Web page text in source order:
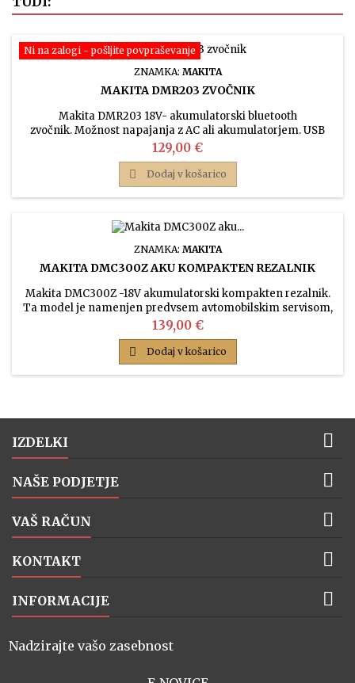
Ni na zalogi - pošljite povpraševanje
ZNAMKA: MAKITA
MAKITA DMR203 ZVOČNIK
Makita DMR203 18V- akumulatorski bluetooth
zvočnik. Možnost napajanja z AC ali akumulatorjem. USB
priljuček za polnjenje pametnih naprav. Brezžična stereo
povezava (TWS tehnologija) omogoča brezžično povezavo
dveh naprav DMR203 prek Bluetooth povezave za še boljšo
kakovost stereo načina predvajanja zvoka.
Cena
129,00 €
 Dodaj v košarico
ZNAMKA: MAKITA
MAKITA DMC300Z AKU KOMPAKTEN REZALNIK
Makita DMC300Z -18V akumulatorski kompakten rezalnik.
Ta model je namenjen predvsem avtomobilskim servisom,
vodovodarjem in monterjem klim. Nadzor konstantne
hitrosti ohranja stalno hitrost pod obremenitvijo.
Cena
139,00 €
 Dodaj v košarico
IZDELKI 
NAŠE PODJETJE 
VAŠ RAČUN 
KONTAKT 
INFORMACIJE 
Nadzirajte vašo zasebnost